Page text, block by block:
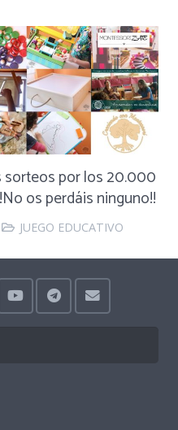
sorteos por los 20.000
os perdáis ninguno!!
JUEGO EDUCATIVO